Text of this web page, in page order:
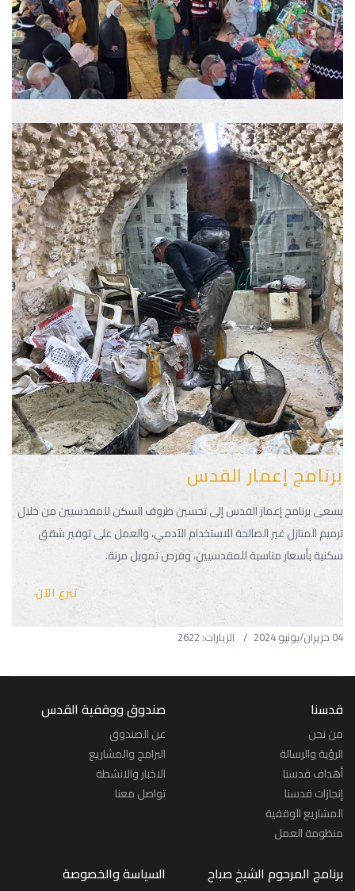
برنامج إعمار القدس
يسعى برنامج إعمار القدس إلى تحسين ظروف السكن للمقدسيين من خلال
ترميم المنازل غير الصالحة للاستخدام الآدمي، والعمل على توفير شقق
سكنية بأسعار مناسبة للمقدسيين، وفرص تمويل مرنة.
تبرع الآن
04 حزيران/يونيو 2024 الزيارات: 2622
قدسنا
من نحن
الرؤية والرسالة
أهداف قدسنا
إنجازات قدسنا
المشاريع الوقفية
منظومة العمل
صندوق ووقفية القدس
عن الصندوق
البرامج والمشاريع
الاخبار والانشطة
تواصل معنا
برنامج المرحوم الشيخ صباح السياسة والخصوصة